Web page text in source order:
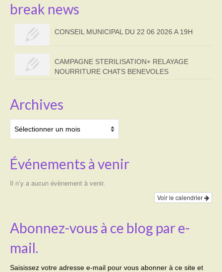
break news
CONSEIL MUNICIPAL DU 22 06 2026 A 19H
CAMPAGNE STERILISATION+ RELAYAGE
NOURRITURE CHATS BENEVOLES
Archives
Événements à venir
Il n’y a aucun évènement à venir.
Voir le calendrier
Abonnez-vous à ce blog par e-
mail.
Saisissez votre adresse e-mail pour vous abonner à ce site et